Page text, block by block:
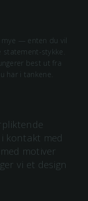
mye — enten du vil
stykke.
best ut fra
har i tankene.
kontakt med
motiver
vi et design